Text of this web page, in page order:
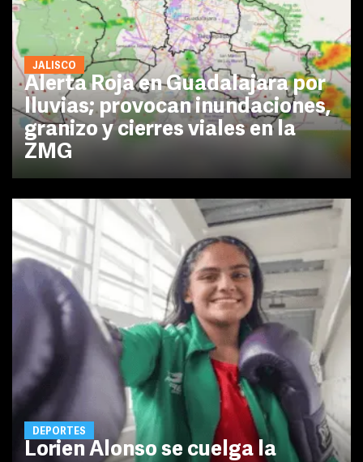
JALISCO
Alerta Roja en Guadalajara por
lluvias; provocan inundaciones,
granizo y cierres viales en la
ZMG
DEPORTES
Lorien Alonso se cuelga la